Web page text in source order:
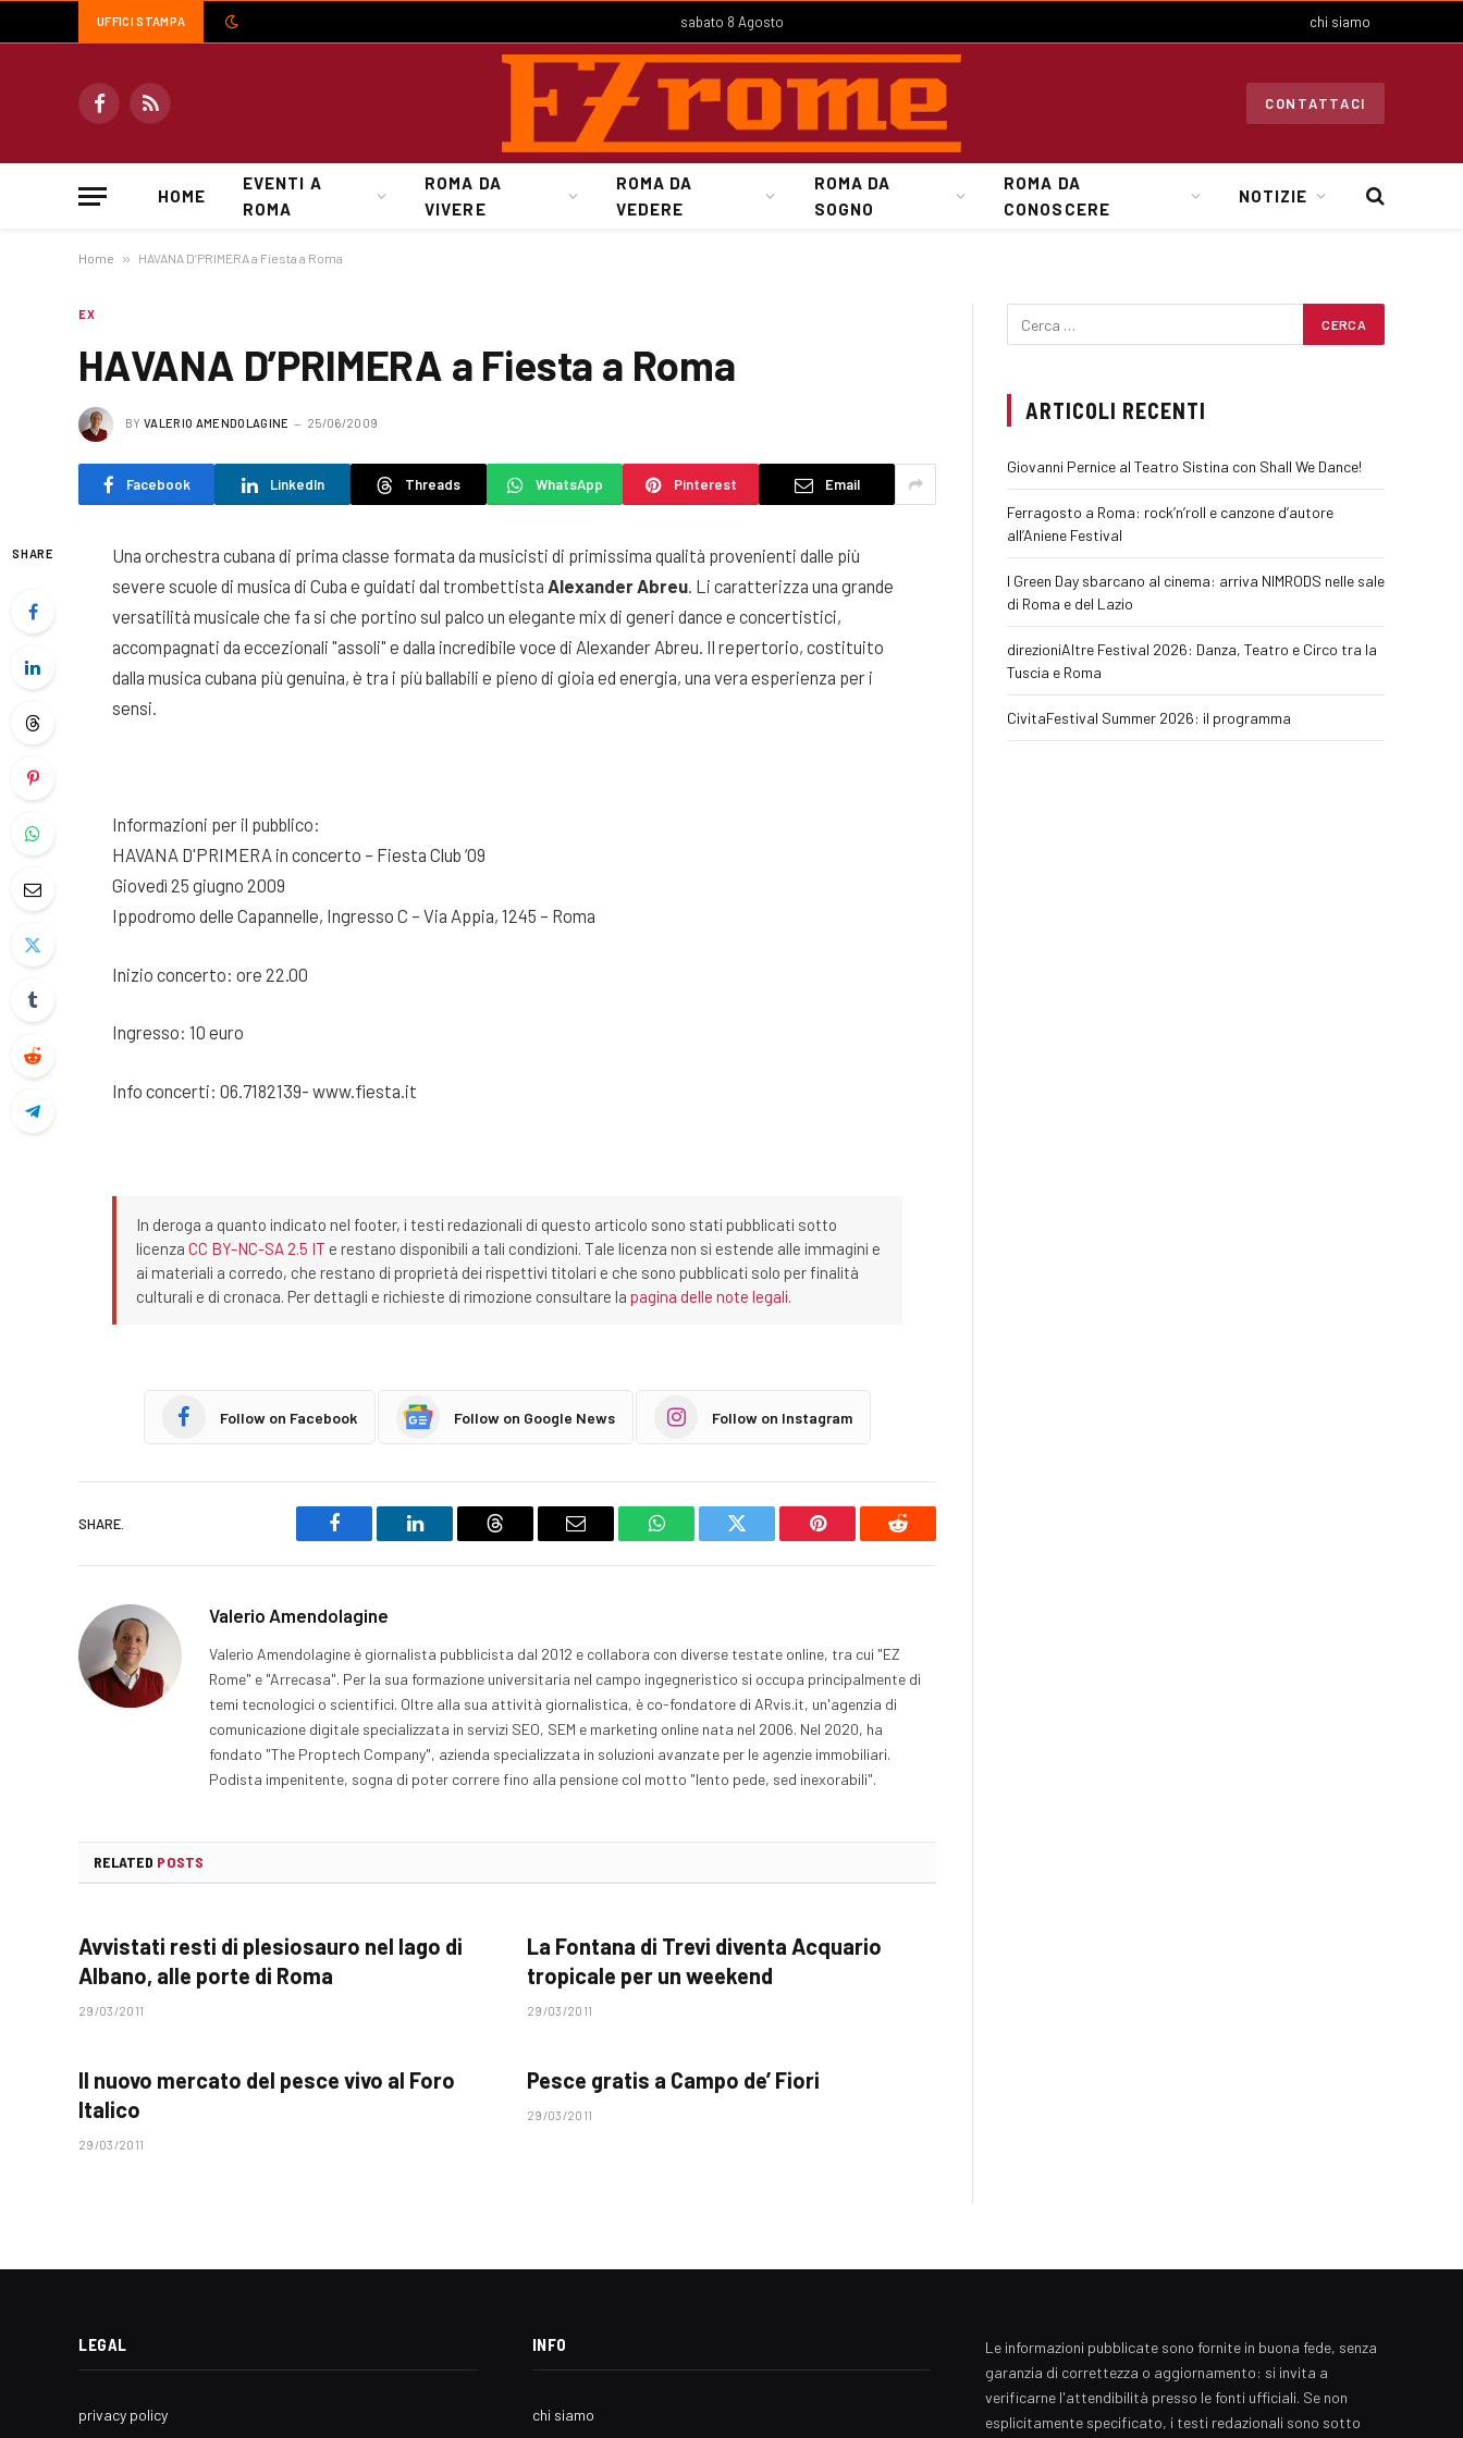
UFFICI STAMPA sabato 8 Agosto chi siamo
FacebookRSS
CONTATTACI
HOME
EVENTI A
ROMA
ROMA DA
VIVERE
ROMA DA
VEDERE
ROMA DA
SOGNO
ROMA DA
CONOSCERE
NOTIZIE
Home » HAVANA D’PRIMERA a Fiesta a Roma
EX
HAVANA D’PRIMERA a Fiesta a Roma
BY VALERIO AMENDOLAGINE 25/06/2009
Facebook LinkedIn Threads WhatsApp Pinterest Email
SHARE
Una orchestra cubana di prima classe formata da musicisti di primissima qualità provenienti dalle più
severe scuole di musica di Cuba e guidati dal trombettista Alexander Abreu. Li caratterizza una grande
versatilità musicale che fa si che portino sul palco un elegante mix di generi dance e concertistici,
accompagnati da eccezionali "assoli" e dalla incredibile voce di Alexander Abreu. Il repertorio, costituito
dalla musica cubana più genuina, è tra i più ballabili e pieno di gioia ed energia, una vera esperienza per i
sensi.
Informazioni per il pubblico:
HAVANA D'PRIMERA in concerto – Fiesta Club ‘09
Giovedì 25 giugno 2009
Ippodromo delle Capannelle, Ingresso C – Via Appia, 1245 – Roma
Inizio concerto: ore 22.00
Ingresso: 10 euro
Info concerti: 06.7182139- www.fiesta.it
In deroga a quanto indicato nel footer, i testi redazionali di questo articolo sono stati pubblicati sotto
licenza CC BY-NC-SA 2.5 IT e restano disponibili a tali condizioni. Tale licenza non si estende alle immagini e
ai materiali a corredo, che restano di proprietà dei rispettivi titolari e che sono pubblicati solo per finalità
culturali e di cronaca. Per dettagli e richieste di rimozione consultare la pagina delle note legali.
Follow on Facebook Follow on Google News Follow on Instagram
SHARE.
Facebook LinkedIn Threads Email WhatsAppTwitter Pinterest Reddit
Valerio Amendolagine
Valerio Amendolagine è giornalista pubblicista dal 2012 e collabora con diverse testate online, tra cui "EZ
Rome" e "Arrecasa". Per la sua formazione universitaria nel campo ingegneristico si occupa principalmente di
temi tecnologici o scientifici. Oltre alla sua attività giornalistica, è co-fondatore di ARvis.it, un'agenzia di
comunicazione digitale specializzata in servizi SEO, SEM e marketing online nata nel 2006. Nel 2020, ha
fondato "The Proptech Company", azienda specializzata in soluzioni avanzate per le agenzie immobiliari.
Podista impenitente, sogna di poter correre fino alla pensione col motto "lento pede, sed inexorabili".
RELATED POSTS
Avvistati resti di plesiosauro nel lago di
Albano, alle porte di Roma
29/03/2011
La Fontana di Trevi diventa Acquario
tropicale per un weekend
29/03/2011
Il nuovo mercato del pesce vivo al Foro
Italico
29/03/2011
Pesce gratis a Campo de’ Fiori
29/03/2011
ARTICOLI RECENTI
Giovanni Pernice al Teatro Sistina con Shall We Dance!
Ferragosto a Roma: rock’n’roll e canzone d’autore
all’Aniene Festival
I Green Day sbarcano al cinema: arriva NIMRODS nelle sale
di Roma e del Lazio
direzioniAltre Festival 2026: Danza, Teatro e Circo tra la
Tuscia e Roma
CivitaFestival Summer 2026: il programma
LEGAL
privacy policy
INFO
chi siamo
Le informazioni pubblicate sono fornite in buona fede, senza
garanzia di correttezza o aggiornamento: si invita a
verificarne l'attendibilità presso le fonti ufficiali. Se non
esplicitamente specificato, i testi redazionali sono sotto